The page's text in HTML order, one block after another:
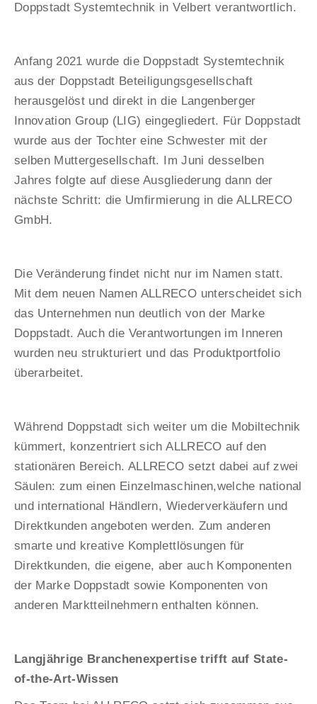
Doppstadt Systemtechnik in Velbert verantwortlich.
Anfang 2021 wurde die Doppstadt Systemtechnik
aus der Doppstadt Beteiligungsgesellschaft
herausgelöst und direkt in die Langenberger
Innovation Group (LIG) eingegliedert. Für Doppstadt
wurde aus der Tochter eine Schwester mit der
selben Muttergesellschaft. Im Juni desselben
Jahres folgte auf diese Ausgliederung dann der
nächste Schritt: die Umfirmierung in die ALLRECO
GmbH.
Die Veränderung findet nicht nur im Namen statt.
Mit dem neuen Namen ALLRECO unterscheidet sich
das Unternehmen nun deutlich von der Marke
Doppstadt. Auch die Verantwortungen im Inneren
wurden neu strukturiert und das Produktportfolio
überarbeitet.
Während Doppstadt sich weiter um die Mobiltechnik
kümmert, konzentriert sich ALLRECO auf den
stationären Bereich. ALLRECO setzt dabei auf zwei
Säulen: zum einen Einzelmaschinen,welche national
und international Händlern, Wiederverkäufern und
Direktkunden angeboten werden. Zum anderen
smarte und kreative Komplettlösungen für
Direktkunden, die eigene, aber auch Komponenten
der Marke Doppstadt sowie Komponenten von
anderen Marktteilnehmern enthalten können.
Langjährige Branchenexpertise trifft auf State-
of-the-Art-Wissen